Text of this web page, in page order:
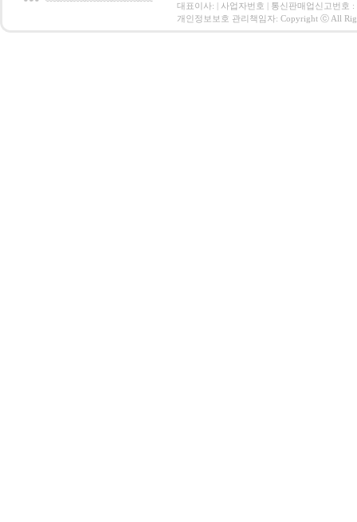
대표이사: | 사업자번호 | 통신판매업신고번호 :
개인정보보호 관리책임자: Copyright ⓒ All